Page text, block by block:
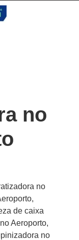
no
no
de caixa
Aeroporto,
no